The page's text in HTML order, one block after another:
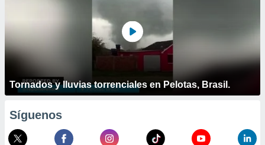
Tornados y lluvias torrenciales en Pelotas, Brasil.
Síguenos